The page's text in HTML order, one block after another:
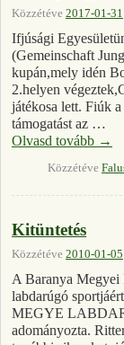
Közzétéve 2017-01-31
Ifjúsági
(Gemeinschaft
kupán,mely idén
2.helyen
játékosa lett. Fiúk
támogatást az …
Olvasd tovább →
Közzétéve
Kitüntetés
Közzétéve 2010-01-05
A Baranya Megyei
labdarúgó
MEGYE
adományozta.